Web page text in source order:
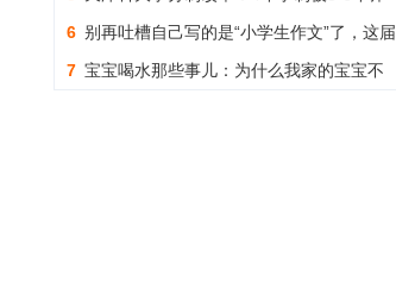
性学
6 别再吐槽自己写的是“小学生作文”了，这届
7 宝宝喝水那些事儿：为什么我家的宝宝不